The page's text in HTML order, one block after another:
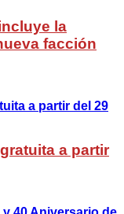
la
facción
a partir